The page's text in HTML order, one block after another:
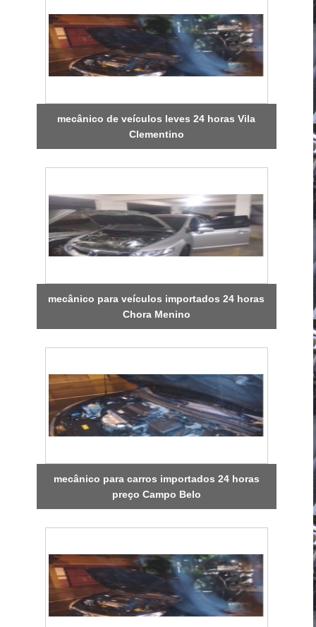
mecânico de veículos leves 24 horas Vila
Clementino
mecânico para veículos importados 24 horas
Chora Menino
mecânico para carros importados 24 horas
preço Campo Belo